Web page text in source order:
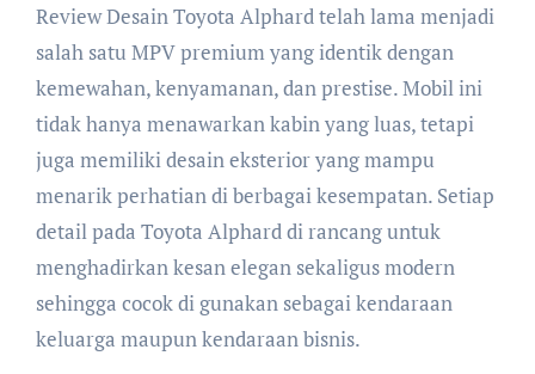
Review Desain Toyota Alphard telah lama menjadi
salah satu MPV premium yang identik dengan
kemewahan, kenyamanan, dan prestise. Mobil ini
tidak hanya menawarkan kabin yang luas, tetapi
juga memiliki desain eksterior yang mampu
menarik perhatian di berbagai kesempatan. Setiap
detail pada Toyota Alphard di rancang untuk
menghadirkan kesan elegan sekaligus modern
sehingga cocok di gunakan sebagai kendaraan
keluarga maupun kendaraan bisnis.